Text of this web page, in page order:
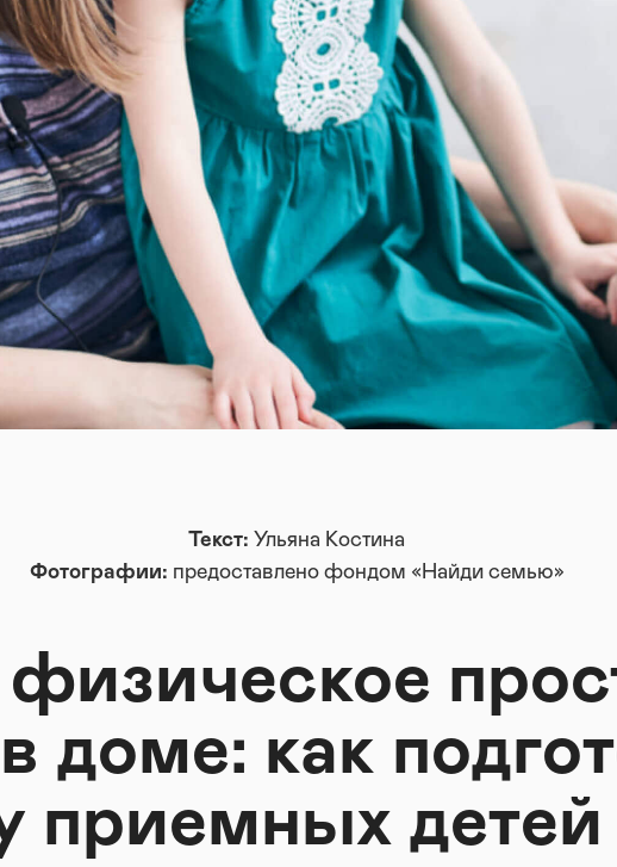
Текст: Ульяна Костина
Фотографии: предоставлено фондом «Найди семью»
доме: как
приемных